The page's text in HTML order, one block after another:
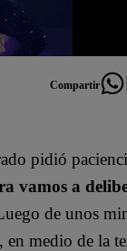
Compartir
pidió
vamos a
de unos
en medio de la